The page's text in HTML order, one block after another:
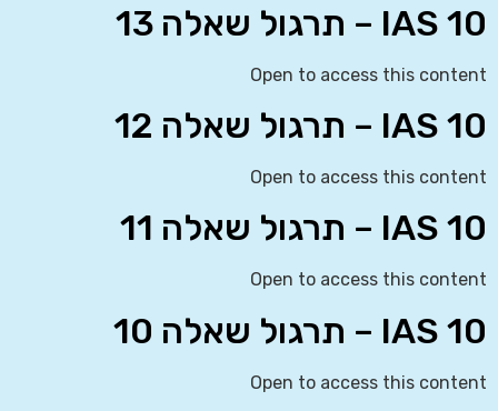
IAS 10 – תרגול שאלה 13
Open to access this content
IAS 10 – תרגול שאלה 12
Open to access this content
IAS 10 – תרגול שאלה 11
Open to access this content
IAS 10 – תרגול שאלה 10
Open to access this content